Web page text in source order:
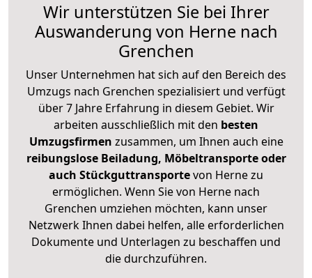
Wir unterstützen Sie bei Ihrer
Auswanderung von Herne nach
Grenchen
Unser Unternehmen hat sich auf den Bereich des
Umzugs nach Grenchen spezialisiert und verfügt
über 7 Jahre Erfahrung in diesem Gebiet. Wir
arbeiten ausschließlich mit den besten
Umzugsfirmen zusammen, um Ihnen auch eine
reibungslose Beiladung, Möbeltransporte oder
auch Stückguttransportevon Herne zu
ermöglichen. Wenn Sie von Herne nach
Grenchen umziehen möchten, kann unser
Netzwerk Ihnen dabei helfen, alle erforderlichen
Dokumente und Unterlagen zu beschaffen und
die durchzuführen.